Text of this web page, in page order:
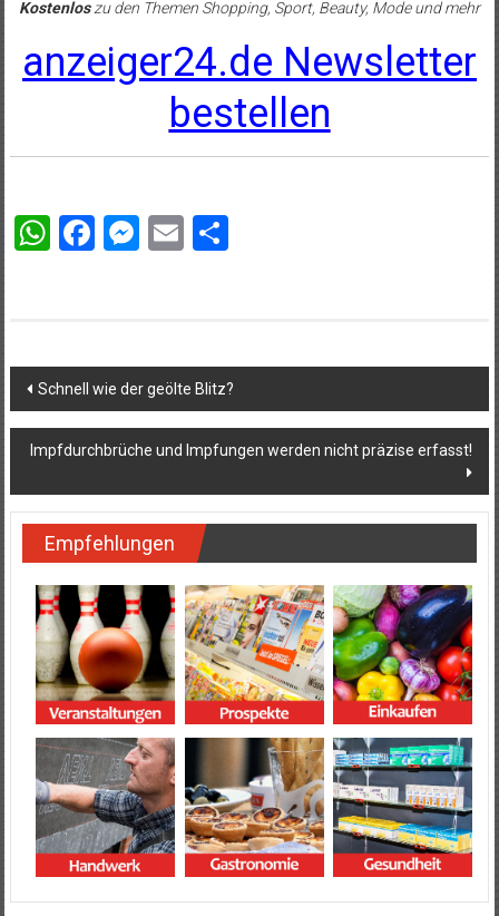
Kostenloszu den Themen Shopping, Sport, Beauty, Mode und mehr
anzeiger24.de Newsletter
bestellen
WhatsApp
Facebook
Messenger
EmailTeilen
Beitragsnavigation
Schnell wie der geölte Blitz?
Impfdurchbrüche und Impfungen werden nicht präzise erfasst!
Empfehlungen